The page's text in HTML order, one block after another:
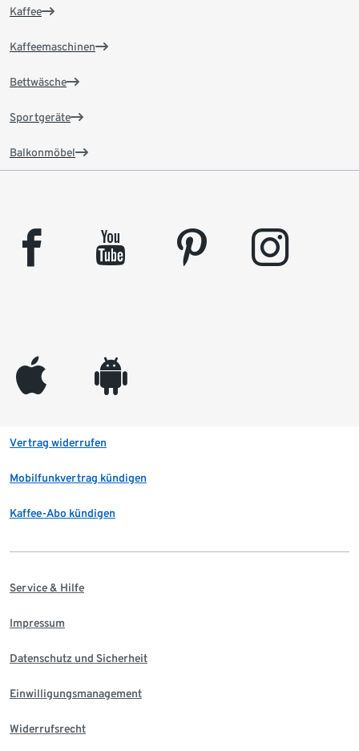
Kaffee
Kaffeemaschinen
Bettwäsche
Sportgeräte
Balkonmöbel
facebook youtube pinterest instagram
appleinc android
Vertrag widerrufen
Mobilfunkvertrag kündigen
Kaffee-Abo kündigen
Service & Hilfe
Impressum
Datenschutz und Sicherheit
Einwilligungsmanagement
Widerrufsrecht